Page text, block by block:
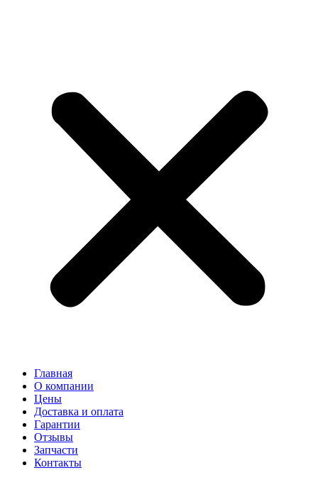
Главная
О компании
Цены
Доставка и оплата
Гарантии
Отзывы
Запчасти
Контакты